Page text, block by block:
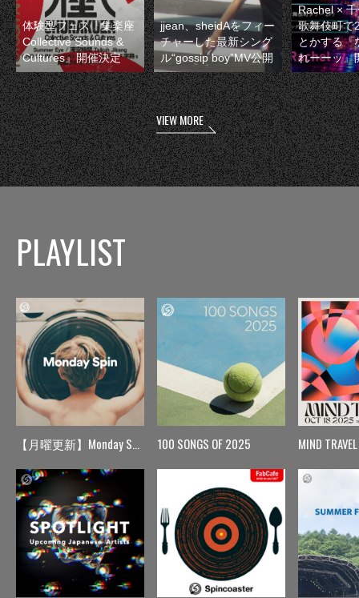
体験型フェス『集楽座
Collective Sounds &
Cultures』開催決定
jjean、sheidAをフィー
チャーした最新シング
ル“gossip boy”MV公開
Rachel ×
歌舞伎町で
とかする『
れーーッ』
VIEW MORE
PLAYLIST
【月曜更新】Monday Spin 100 SONGS OF 2025 MIND TRAVEL